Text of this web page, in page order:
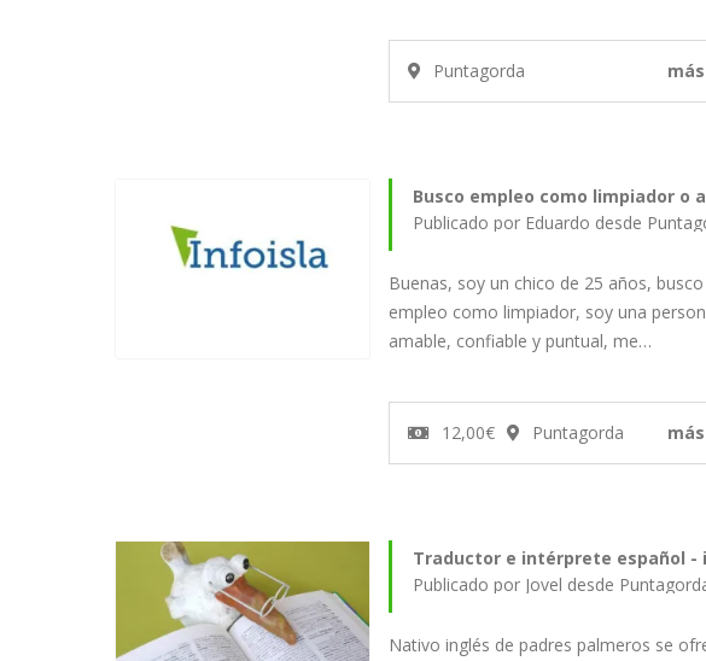
Puntagorda más
Busco empleo como limpiador o
Publicado por Eduardo desde
Buenas, soy un chico de 25 años, busco
empleo como limpiador, soy una
amable, confiable y puntual, me…
12,00€ Puntagorda más
Traductor e intérprete español -
Publicado por Jovel desde
Nativo inglés de padres palmeros se